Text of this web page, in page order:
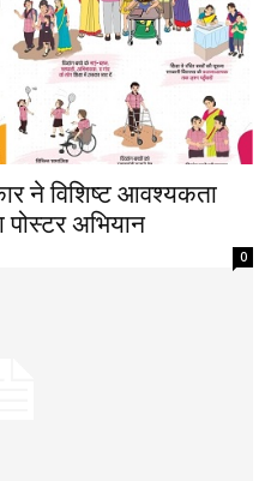
ने विशिष्ट आवश्यकता
अभियान
0